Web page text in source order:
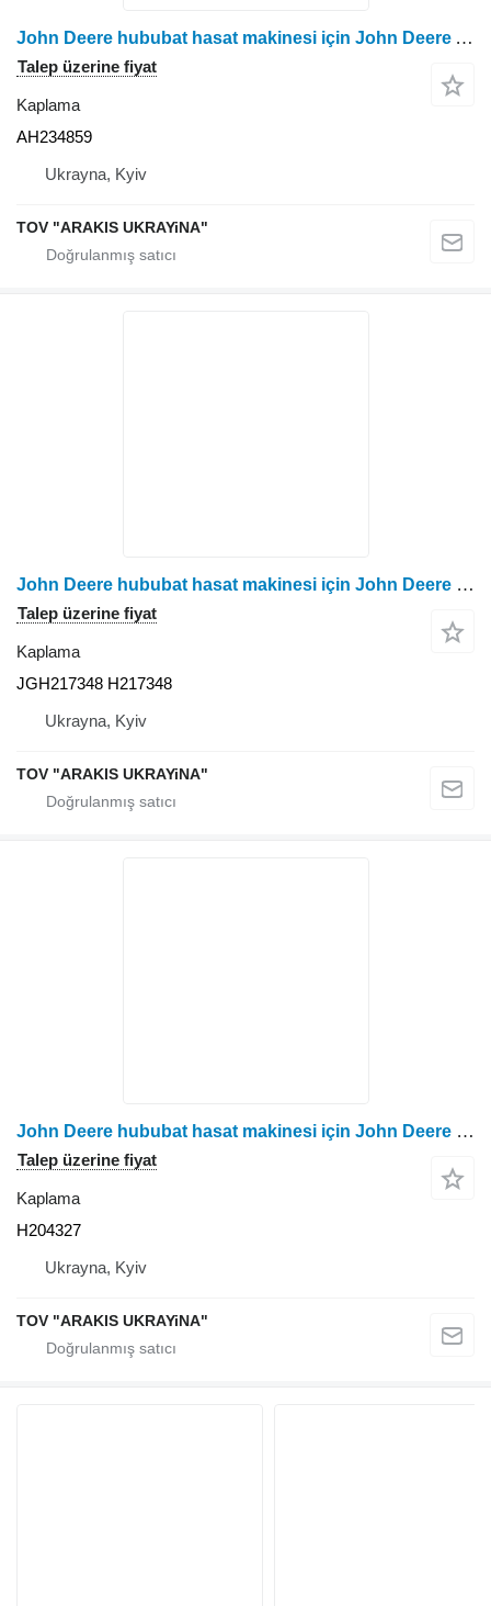
John Deere hububat hasat makinesi için John Deere AH234859 kaplama
Talep üzerine fiyat
Kaplama
AH234859
Ukrayna, Kyiv
TOV "ARAKIS UKRAYiNA"
John Deere hububat hasat makinesi için John Deere JGH217348 kaplama
Talep üzerine fiyat
Kaplama
JGH217348 H217348
Ukrayna, Kyiv
TOV "ARAKIS UKRAYiNA"
John Deere hububat hasat makinesi için John Deere H204327 kaplama
Talep üzerine fiyat
Kaplama
H204327
Ukrayna, Kyiv
TOV "ARAKIS UKRAYiNA"